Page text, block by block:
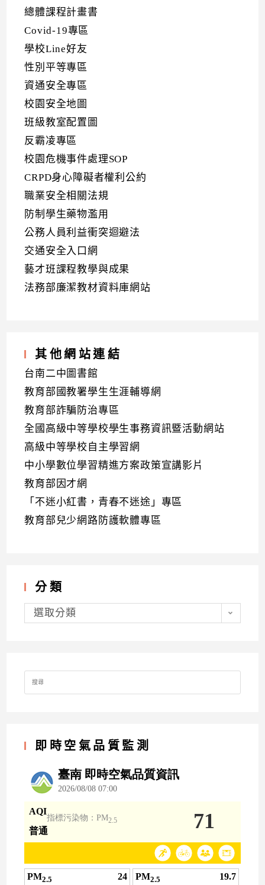
總體課程計畫書
Covid-19專區
學校Line好友
性別平等專區
資通安全專區
校園安全地圖
班級教室配置圖
反霸凌專區
校園危機事件處理SOP
CRPD身心障礙者權利公約
職業安全相關法規
防制學生藥物濫用
公務人員利益衝突迴避法
交通安全入口網
藝才班課程教學與成果
法務部廉潔教材資料庫網站
其他網站連結
台南二中圖書館
教育部國教署學生生涯輔導網
教育部詐騙防治專區
全國高級中等學校學生事務資訊暨活動網站
高級中等學校自主學習網
中小學數位學習精進方案政策宣講影片
教育部因才網
「不迷小紅書，青春不迷途」專區
教育部兒少網路防護軟體專區
分類
分
類選取分類
Search
for:
即時空氣品質監測